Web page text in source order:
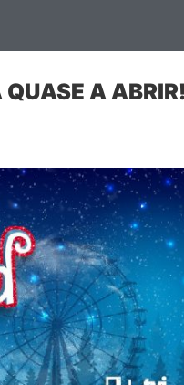
A ABRIR!